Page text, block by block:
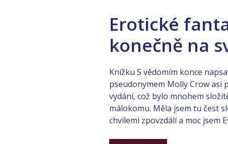
Erotické
konečně na
Knížku S vědomím konce
pseudonymem Molly Crow asi
vydání, což bylo mnohem
málokomu. Měla jsem tu čest
chvílemi zpovzdálí a moc jsem